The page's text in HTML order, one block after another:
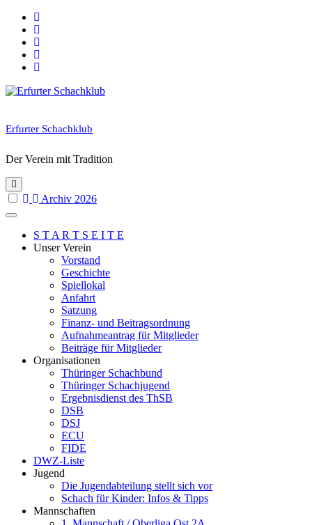
Skip
content
Erfurter Schachklub
Der Verein mit Tradition
Archiv 2026
S T A R T S E I T E
Unser Verein
Vorstand
Geschichte
Spiellokal
Anfahrt
Satzung
Finanz- und Beitragsordnung
Aufnahmeantrag für Mitglieder
Beiträge für Mitglieder
Organisationen
Thüringer Schachbund
Thüringer Schachjugend
Ergebnisdienst des ThSB
DSB
DSJ
ECU
FIDE
DWZ-Liste
Jugend
Die Jugendabteilung stellt sich vor
Schach für Kinder: Infos & Tipps
Mannschaften